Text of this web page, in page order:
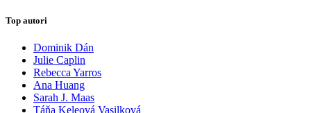
Top autori
Dominik Dán
Julie Caplin
Rebecca Yarros
Ana Huang
Sarah J. Maas
Táňa Keleová Vasilková